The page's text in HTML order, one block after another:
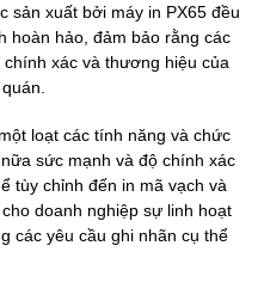
sản xuất bởi máy in PX65 đều
hoàn hảo, đảm bảo rằng các
xác và thương hiệu của
loạt các tính năng và chức
sức mạnh và độ chính xác
tùy chỉnh đến in mã vạch và
doanh nghiệp sự linh hoạt
các yêu cầu ghi nhãn cụ thể